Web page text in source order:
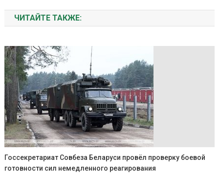
ЧИТАЙТЕ ТАКЖЕ:
Госсекретариат Совбеза Беларуси провёл проверку боевой
готовности сил немедленного реагирования